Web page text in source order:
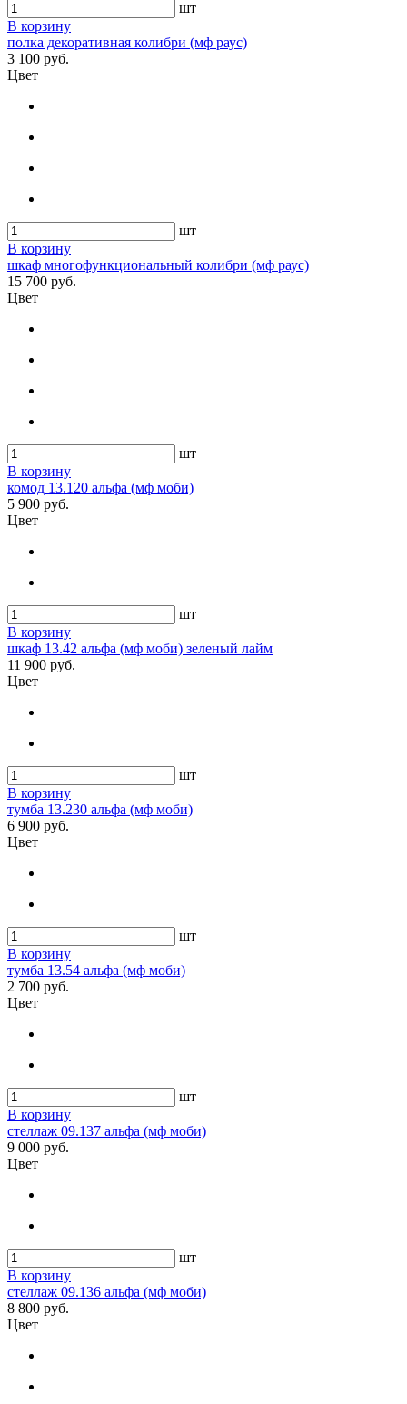
шт
В корзину
полка декоративная колибри (мф раус)
3 100 руб.
Цвет
шт
В корзину
шкаф многофункциональный колибри (мф раус)
15 700 руб.
Цвет
шт
В корзину
комод 13.120 альфа (мф моби)
5 900 руб.
Цвет
шт
В корзину
шкаф 13.42 альфа (мф моби) зеленый лайм
11 900 руб.
Цвет
шт
В корзину
тумба 13.230 альфа (мф моби)
6 900 руб.
Цвет
шт
В корзину
тумба 13.54 альфа (мф моби)
2 700 руб.
Цвет
шт
В корзину
стеллаж 09.137 альфа (мф моби)
9 000 руб.
Цвет
шт
В корзину
стеллаж 09.136 альфа (мф моби)
8 800 руб.
Цвет